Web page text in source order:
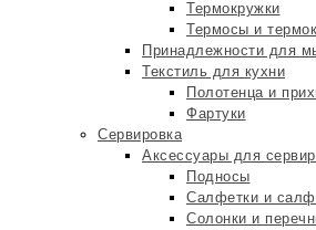
Термокружки
Термосы и
Принадлежности для
Текстиль для кухни
Полотенца и
Фартуки
Сервировка
Аксессуары для
Подносы
Салфетки и
Солонки и